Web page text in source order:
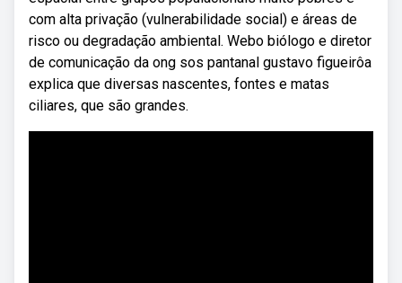
com alta privação (vulnerabilidade social) e áreas de
risco ou degradação ambiental. Webo biólogo e diretor
de comunicação da ong sos pantanal gustavo figueirôa
explica que diversas nascentes, fontes e matas
ciliares, que são grandes.